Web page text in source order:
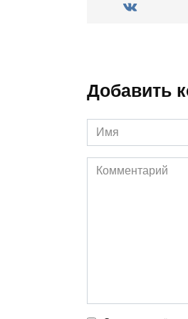
Добавить
Имя
*
Комментарий